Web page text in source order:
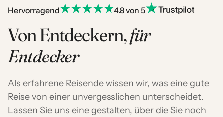
Hervorragend 4.8 von 5
Von Entdeckern,für
Entdecker
Als erfahrene Reisende wissen wir, was eine gute
Reise von einer unvergesslichen unterscheidet.
Lassen Sie uns eine gestalten, über die Sie noch